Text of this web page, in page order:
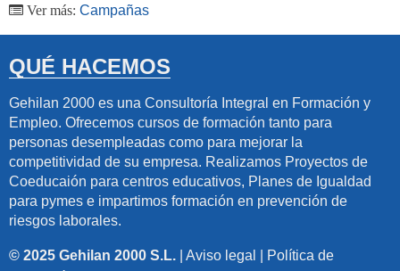
Ver más: Campañas
QUÉ HACEMOS
Gehilan 2000 es una Consultoría Integral en Formación y
Empleo. Ofrecemos cursos de formación tanto para
personas desempleadas como para mejorar la
competitividad de su empresa. Realizamos Proyectos de
Coeducaión para centros educativos, Planes de Igualdad
para pymes e impartimos formación en prevención de
riesgos laborales.
© 2025 Gehilan 2000 S.L. Aviso legal
Política de